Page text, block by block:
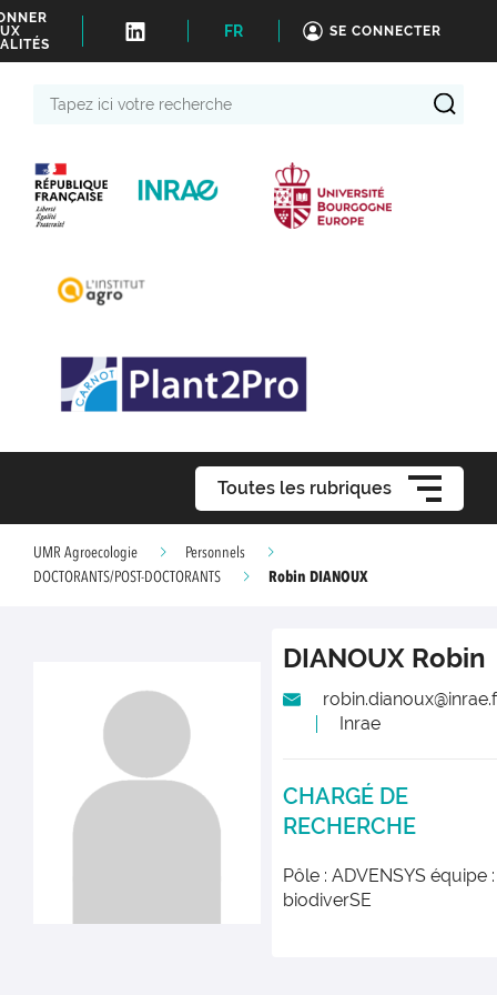
FR SE CONNECTER
Toutes les rubriques
UMR Agroecologie
Personnels
DOCTORANTS/POST-DOCTORANTS
Robin DIANOUX
DIANOUX Robin
Inrae
CHARGÉ DE
RECHERCHE
Pôle : ADVENSYS équipe :
biodiverSE